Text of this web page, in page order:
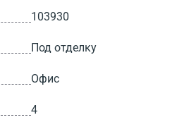
103930
Под отделку
Офис
4